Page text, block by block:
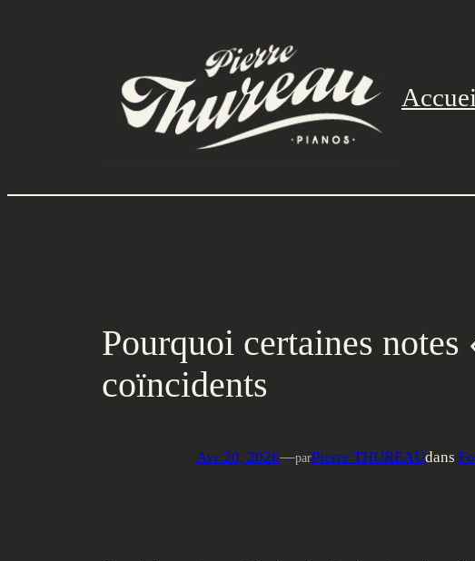
Pourquoi certaines
coïncidents
Avr 20, 2026—parPierre THUREAUdans